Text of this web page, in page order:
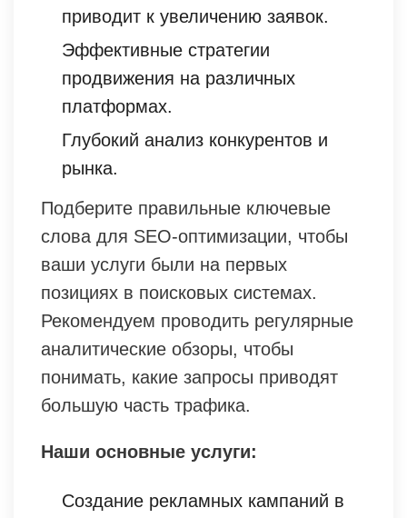
приводит к увеличению заявок.
Эффективные стратегии
продвижения на различных
платформах.
Глубокий анализ конкурентов и
рынка.
Подберите правильные ключевые
слова для SEO-оптимизации, чтобы
ваши услуги были на первых
позициях в поисковых системах.
Рекомендуем проводить регулярные
аналитические обзоры, чтобы
понимать, какие запросы приводят
большую часть трафика.
Наши основные услуги:
Создание рекламных кампаний в